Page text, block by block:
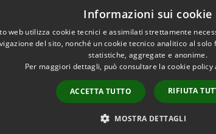
Copyright
Informazioni sui cookie
web utilizza cookie tecnici e assimilati strettamente
del sito, nonché un cookie tecnico analitico al
statistiche, aggregate e anonime.
Per maggiori dettagli, può consultare la cookie policy
ACCETTA TUTTO RIFIUTA
MOSTRA DETTAGLI